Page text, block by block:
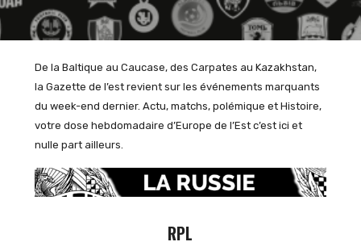
De la Baltique au Caucase, des Carpates au Kazakhstan,
la Gazette de l’est revient sur les événements marquants
du week-end dernier. Actu, matchs, polémique et Histoire,
votre dose hebdomadaire d’Europe de l’Est c’est ici et
nulle part ailleurs.
RPL